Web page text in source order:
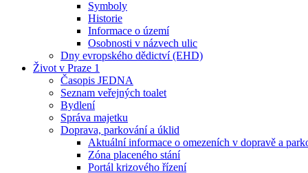
Symboly
Historie
Informace o území
Osobnosti v názvech ulic
Dny evropského dědictví (EHD)
Život v Praze 1
Časopis JEDNA
Seznam veřejných toalet
Bydlení
Správa majetku
Doprava, parkování a úklid
Aktuální informace o omezeních v dopravě a
Zóna placeného stání
Portál krizového řízení